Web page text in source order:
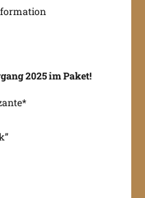
€
2025 im Paket!